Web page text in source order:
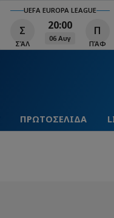
UEFA EUROPA LEAGUE
Σ
ΣΆΛ
20:00
06 Αυγ
Π
ΠΆΦ
ΠΡΩΤΟΣΕΛΙΔΑ